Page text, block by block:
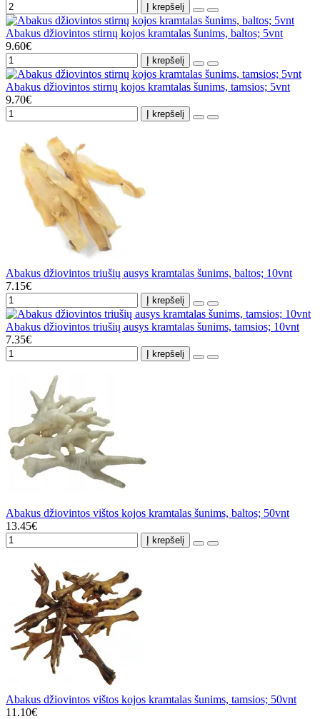
Į krepšelį
Abakus džiovintos stirnų kojos kramtalas šunims, baltos; 5vnt
9.60€
Į krepšelį
Abakus džiovintos stirnų kojos kramtalas šunims, tamsios; 5vnt
9.70€
Į krepšelį
Abakus džiovintos triušių ausys kramtalas šunims, baltos; 10vnt
7.15€
Į krepšelį
Abakus džiovintos triušių ausys kramtalas šunims, tamsios; 10vnt
7.35€
Į krepšelį
Abakus džiovintos vištos kojos kramtalas šunims, baltos; 50vnt
13.45€
Į krepšelį
Abakus džiovintos vištos kojos kramtalas šunims, tamsios; 50vnt
11.10€